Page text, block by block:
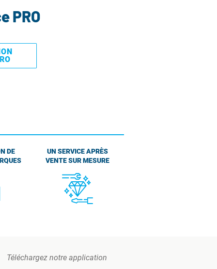
PRO
DE
UN SERVICE APRÈS
VENTE SUR MESURE
Téléchargez notre application